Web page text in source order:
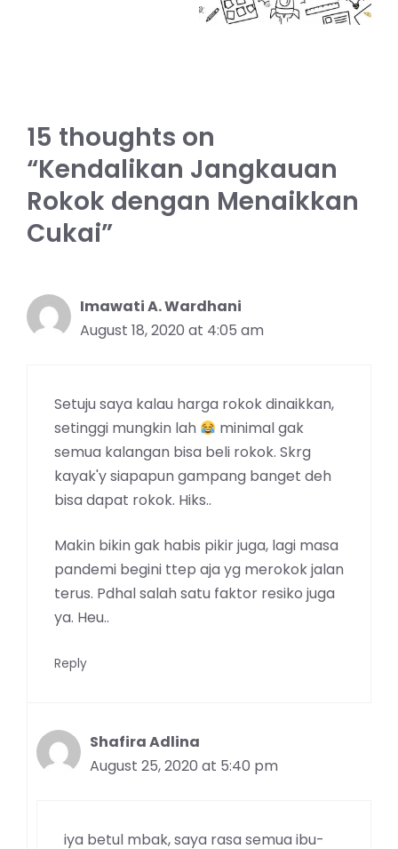
15 thoughts on
“Kendalikan Jangkauan
Rokok dengan Menaikkan
Cukai”
Imawati A. Wardhani
August 18, 2020 at 4:05 am
Setuju saya kalau harga rokok dinaikkan,
setinggi mungkin lah
minimal gak
semua kalangan bisa beli rokok. Skrg
kayak'y siapapun gampang banget deh
bisa dapat rokok. Hiks..
Makin bikin gak habis pikir juga, lagi masa
pandemi begini ttep aja yg merokok jalan
terus. Pdhal salah satu faktor resiko juga
ya. Heu..
Reply
Shafira Adlina
August 25, 2020 at 5:40 pm
iya betul mbak, saya rasa semua ibu-